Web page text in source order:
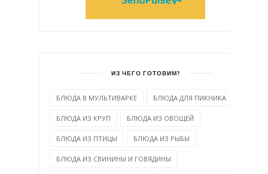
ИЗ ЧЕГО ГОТОВИМ?
БЛЮДА В МУЛЬТИВАРКЕ БЛЮДА ДЛЯ ПИКНИКА
БЛЮДА ИЗ КРУП БЛЮДА ИЗ ОВОЩЕЙ
БЛЮДА ИЗ ПТИЦЫ БЛЮДА ИЗ РЫБЫ
БЛЮДА ИЗ СВИНИНЫ И ГОВЯДИНЫ